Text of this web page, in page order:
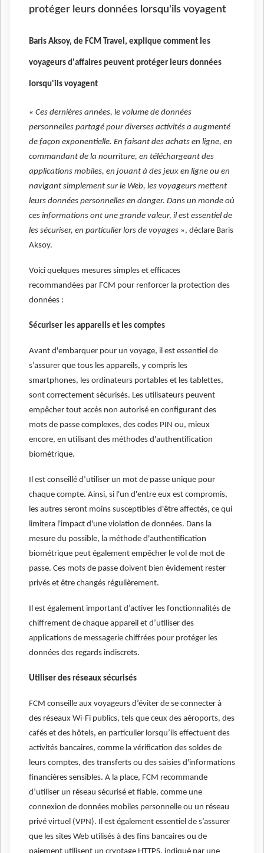
protéger leurs données lorsqu'ils voyagent
Baris Aksoy, de FCM Travel, explique comment les
voyageurs d'affaires peuvent protéger leurs données
lorsqu'ils voyagent
« Ces dernières années, le volume de données
personnelles partagé pour diverses activités a augmenté
de façon exponentielle. En faisant des achats en ligne, en
commandant de la nourriture, en téléchargeant des
applications mobiles, en jouant à des jeux en ligne ou en
navigant simplement sur le Web, les voyageurs mettent
leurs données personnelles en danger. Dans un monde où
ces informations ont une grande valeur, il est essentiel de
les sécuriser, en particulier lors de voyages », déclare Baris
Aksoy.
Voici quelques mesures simples et efficaces
recommandées par FCM pour renforcer la protection des
données :
Sécuriser les appareils et les comptes
Avant d'embarquer pour un voyage, il est essentiel de
s’assurer que tous les appareils, y compris les
smartphones, les ordinateurs portables et les tablettes,
sont correctement sécurisés. Les utilisateurs peuvent
empêcher tout accès non autorisé en configurant des
mots de passe complexes, des codes PIN ou, mieux
encore, en utilisant des méthodes d'authentification
biométrique.
Il est conseillé d’utiliser un mot de passe unique pour
chaque compte. Ainsi, si l'un d'entre eux est compromis,
les autres seront moins susceptibles d'être affectés, ce qui
limitera l'impact d'une violation de données. Dans la
mesure du possible, la méthode d'authentification
biométrique peut également empêcher le vol de mot de
passe. Ces mots de passe doivent bien évidement rester
privés et être changés régulièrement.
Il est également important d’activer les fonctionnalités de
chiffrement de chaque appareil et d’utiliser des
applications de messagerie chiffrées pour protéger les
données des regards indiscrets.
Utiliser des réseaux sécurisés
FCM conseille aux voyageurs d’éviter de se connecter à
des réseaux Wi-Fi publics, tels que ceux des aéroports, des
cafés et des hôtels, en particulier lorsqu’ils effectuent des
activités bancaires, comme la vérification des soldes de
leurs comptes, des transferts ou des saisies d'informations
financières sensibles. A la place, FCM recommande
d’utiliser un réseau sécurisé et fiable, comme une
connexion de données mobiles personnelle ou un réseau
privé virtuel (VPN). Il est également essentiel de s’assurer
que les sites Web utilisés à des fins bancaires ou de